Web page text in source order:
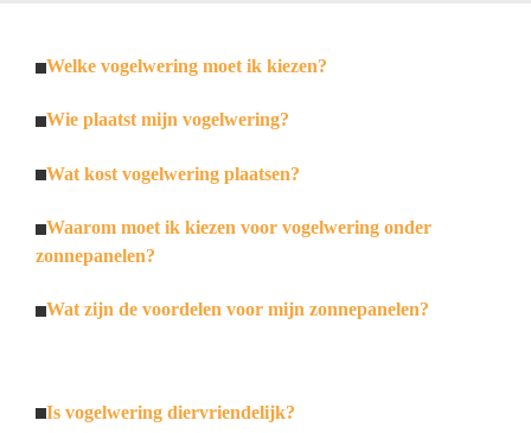
Welke vogelwering moet ik kiezen?
Wie plaatst mijn vogelwering?
Wat kost vogelwering plaatsen?
Waarom moet ik kiezen voor vogelwering onder
zonnepanelen?
Wat zijn de voordelen voor mijn zonnepanelen?
Is vogelwering diervriendelijk?